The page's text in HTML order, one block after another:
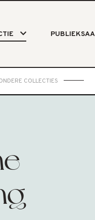
COLLECTIES